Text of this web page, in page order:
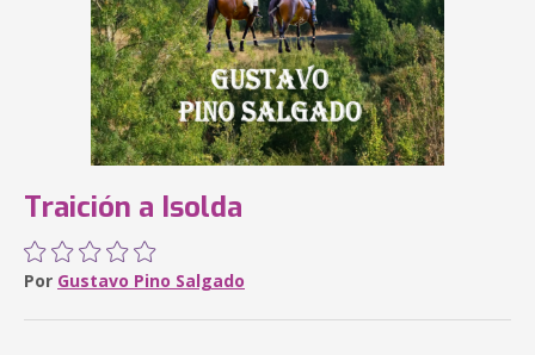
Traición a Isolda
Por Gustavo Pino Salgado